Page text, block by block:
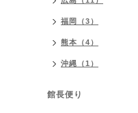
福岡（3）
熊本（4）
沖縄（1）
館長便り